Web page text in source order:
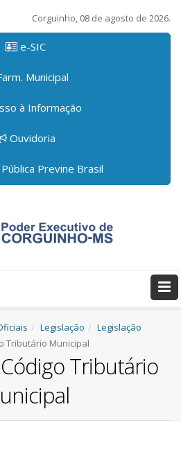
Corguinho, 08 de agosto de 2026.
e-SIC
Municipal
à Informação
Ouvidoria
Previne Brasil
Legislação
Legislação
Tributário Municipal
Tributário